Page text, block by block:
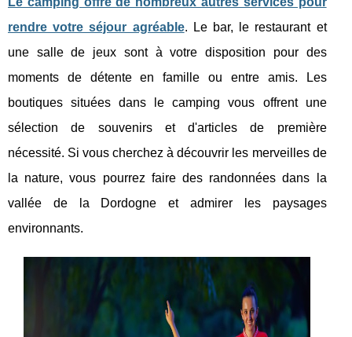
rendre votre séjour agréable. Le bar, le restaurant et
une salle de jeux sont à votre disposition pour des
moments de détente en famille ou entre amis. Les
boutiques situées dans le camping vous offrent une
sélection de souvenirs et d'articles de première
nécessité. Si vous cherchez à découvrir les merveilles de
la nature, vous pourrez faire des randonnées dans la
vallée de la Dordogne et admirer les paysages
environnants.